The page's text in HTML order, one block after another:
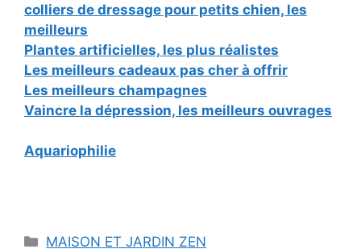
colliers de dressage pour petits chien, les
meilleurs
Plantes artificielles, les plus réalistes
Les meilleurs cadeaux pas cher à offrir
Les meilleurs champagnes
Vaincre la dépression, les meilleurs ouvrages
Aquariophilie
Catégories
MAISON ET JARDIN ZEN